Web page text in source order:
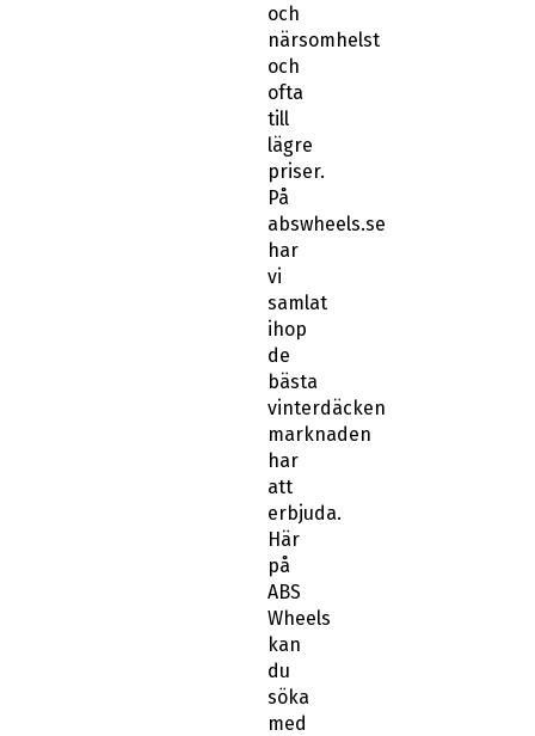
och
närsomhelst
och
ofta
till
lägre
priser.
På
abswheels.se
har
vi
samlat
ihop
de
bästa
vinterdäcken
marknaden
har
att
erbjuda.
Här
på
ABS
Wheels
kan
du
söka
med